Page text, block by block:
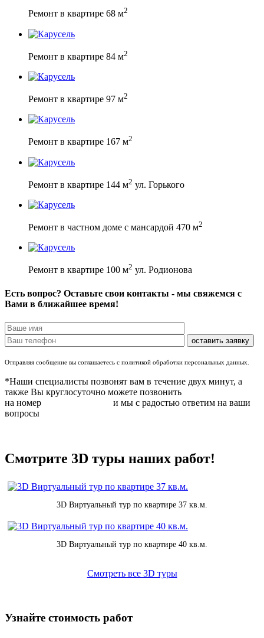
Ремонт в квартире 68 м2
Ремонт в квартире 84 м2
Ремонт в квартире 97 м2
Ремонт в квартире 167 м2
Ремонт в квартире 144 м2 ул. Горького
Ремонт в частном доме с мансардой 470 м2
Ремонт в квартире 100 м2 ул. Родионова
Есть вопрос? Оставьте свои контакты - мы свяжемся с
Вами в ближайшее время!
Отправляя сообщение вы соглашаетесь с политикой обработки персональных данных.
*Наши специалисты позвонят вам в течение двух минут, а
также Вы круглосуточно можете позвонить
на номер
и мы с радостью ответим на ваши
вопросы
Смотрите 3D туры наших работ!
3D Виртуальный тур по квартире 37 кв.м.
3D Виртуальный тур по квартире 40 кв.м.
Смотреть все 3D туры
Узнайте стоимость работ